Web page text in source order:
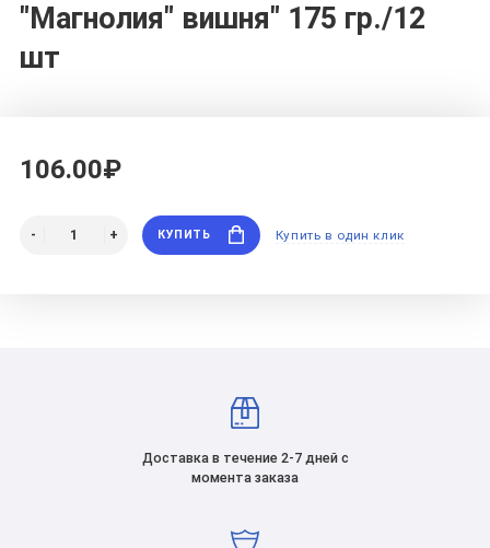
"Магнолия" вишня" 175 гр./12
шт
106.00₽
КУПИТЬ Купить в один клик
Доставка в течение 2-7 дней с
момента заказа